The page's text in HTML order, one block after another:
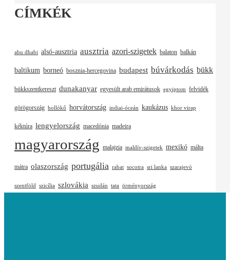
CÍMKÉK
abu dhabi alsó-ausztria ausztria azori-szigetek balaton balkán
baltikum borneó bosznia-hercegovina budapest búvárkodás bükk
bükkszentkereszt dunakanyar egyesült arab emirátusok egyiptom felvidék
görögország hollókő horvátország indiai-óceán kaukázus khor virap
kéktúra lengyelország macedónia madeira
magyarország malajzia maldív-szigetek mexikó málta
mátra olaszország portugália rabat socotra sri lanka szarajevó
szentföld szicília szlovákia szudán tata örményország